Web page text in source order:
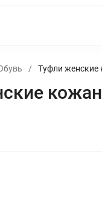
/ Туфли женские